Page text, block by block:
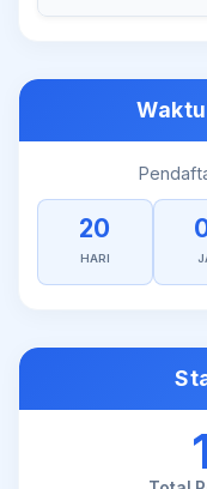
20
HARI